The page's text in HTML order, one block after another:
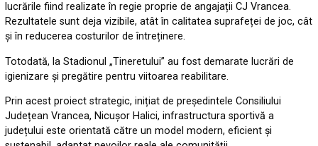
lucrările fiind realizate în regie proprie de angajații CJ Vrancea.
Rezultatele sunt deja vizibile, atât în calitatea suprafeței de joc, cât
și în reducerea costurilor de întreținere.
Totodată, la Stadionul „Tineretului” au fost demarate lucrări de
igienizare și pregătire pentru viitoarea reabilitare.
Prin acest proiect strategic, inițiat de președintele Consiliului
Județean Vrancea, Nicușor Halici, infrastructura sportivă a
județului este orientată către un model modern, eficient și